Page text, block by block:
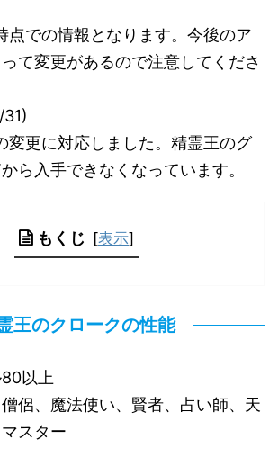
点での情報となります。今後のア
て変更があるので注意してくださ
変更に対応しました。精霊王のグ
ら入手できなくなっています。
もくじ [表示]
王のクロークの性能
以上
侶、魔法使い、賢者、占い師、天
スター